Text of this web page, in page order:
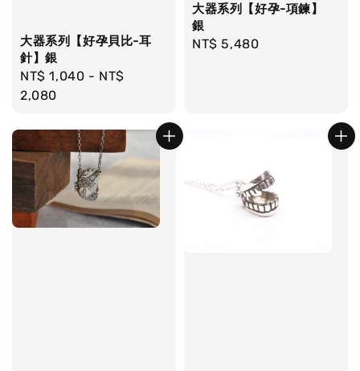
大器系列【好孕貝比-耳
針】銀
Regular
price
NT$ 1,040 - NT$
2,080
大器系列【好孕-項鍊】
銀
Regular
NT$ 5,480